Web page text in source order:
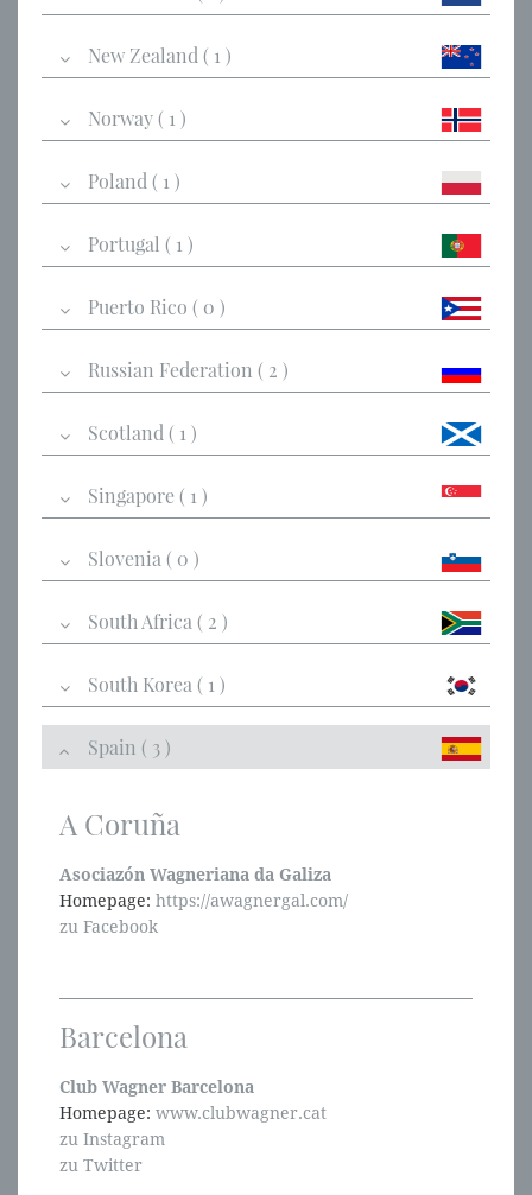
New Zealand ( 1 )
Norway ( 1 )
Poland ( 1 )
Portugal ( 1 )
Puerto Rico ( 0 )
Russian Federation ( 2 )
Scotland ( 1 )
Singapore ( 1 )
Slovenia ( 0 )
South Africa ( 2 )
South Korea ( 1 )
Spain ( 3 )
A Coruña
Asociazón Wagneriana da Galiza
Homepage: https://awagnergal.com/
zu Facebook
Barcelona
Club Wagner Barcelona
Homepage: www.clubwagner.cat
zu Instagram
zu Twitter